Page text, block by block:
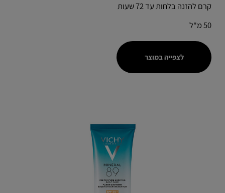
קרם להזנה בלחות עד 72 שעות
50 מ"ל
לצפייה במוצר